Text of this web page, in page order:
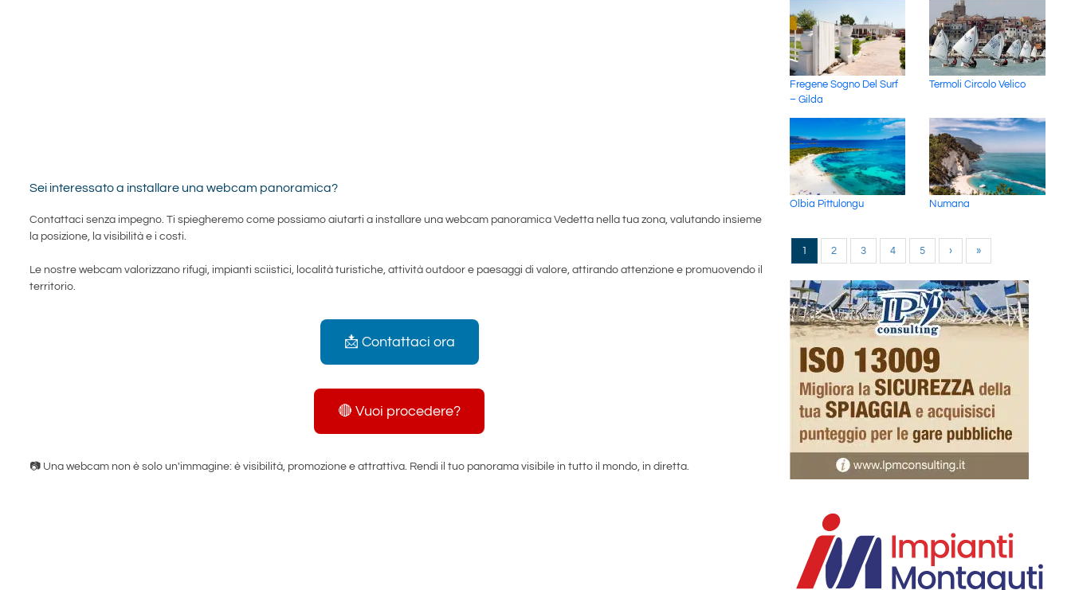
Sei interessato a installare una webcam panoramica?
Contattaci senza impegno. Ti spiegheremo come possiamo aiutarti a installare una webcam panoramica Vedetta nella tua zona, valutando insieme
la posizione, la visibilità e i costi.
Le nostre webcam valorizzano rifugi, impianti sciistici, località turistiche, attività outdoor e paesaggi di valore, attirando attenzione e promuovendo il
territorio.
📩 Contattaci ora
🔴 Vuoi procedere?
📷 Una webcam non è solo un'immagine: è visibilità, promozione e attrattiva. Rendi il tuo panorama visibile in tutto il mondo, in diretta.
Fregene Sogno Del Surf
– Gilda
Termoli Circolo Velico
Olbia Pittulongu Numana
1 2 3 4 5 › »